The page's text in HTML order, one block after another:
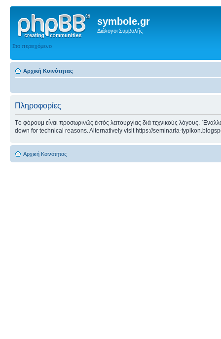
symbole.gr
Διάλογοι Συμβολῆς
Στο περιεχόμενο
Αρχική Κοινότητας
Πληροφορίες
Τὸ φόρουμ εἶναι προσωρινῶς ἐκτὸς λειτουργίας διὰ τεχνικοὺς λόγους.
down for technical reasons. Alternatively visit https://seminaria-
Αρχική Κοινότητας